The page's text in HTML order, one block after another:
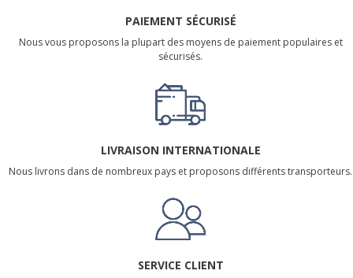
PAIEMENT SÉCURISÉ
Nous vous proposons la plupart des moyens de paiement populaires et
sécurisés.
LIVRAISON INTERNATIONALE
Nous livrons dans de nombreux pays et proposons différents transporteurs.
SERVICE CLIENT